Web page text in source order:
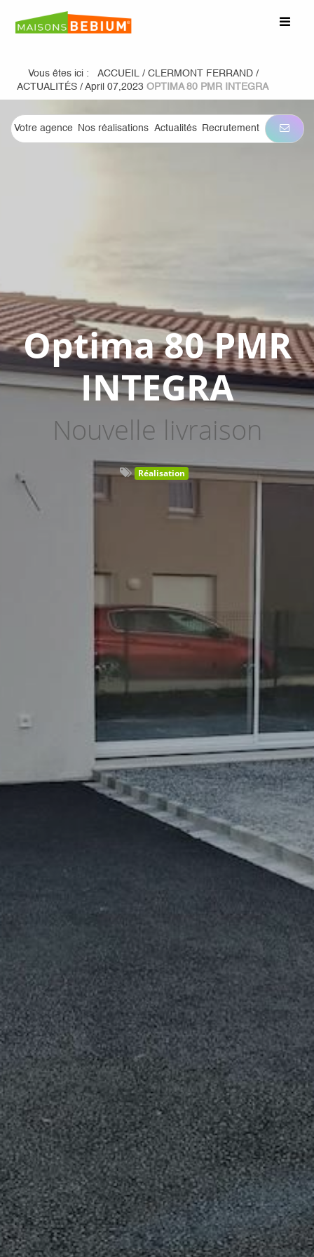
Vous êtes ici : ACCUEIL / CLERMONT FERRAND /
ACTUALITÉS / April 07,2023 OPTIMA 80 PMR INTEGRA
Votre agence Nos réalisations Actualités Recrutement
Optima 80 PMR
INTEGRA
Nouvelle livraison
Réalisation